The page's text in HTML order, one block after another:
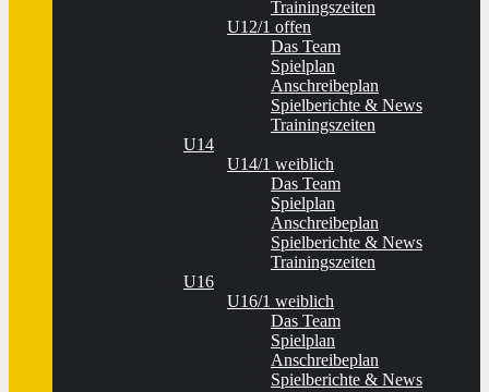
Trainingszeiten
U12/1 offen
Das Team
Spielplan
Anschreibeplan
Spielberichte & News
Trainingszeiten
U14
U14/1 weiblich
Das Team
Spielplan
Anschreibeplan
Spielberichte & News
Trainingszeiten
U16
U16/1 weiblich
Das Team
Spielplan
Anschreibeplan
Spielberichte & News